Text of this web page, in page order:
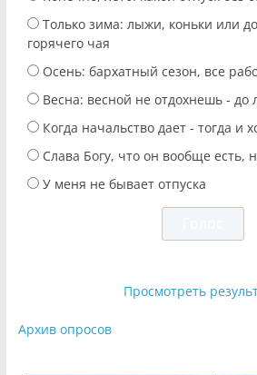
Только зима: лыжи, коньки или
горячего чая
Осень: бархатный сезон, все
Весна: весной не отдохнешь - до
Когда начальство дает - тогда и
Слава Богу, что он вообще есть,
У меня не бывает отпуска
Просмотреть
Архив опросов